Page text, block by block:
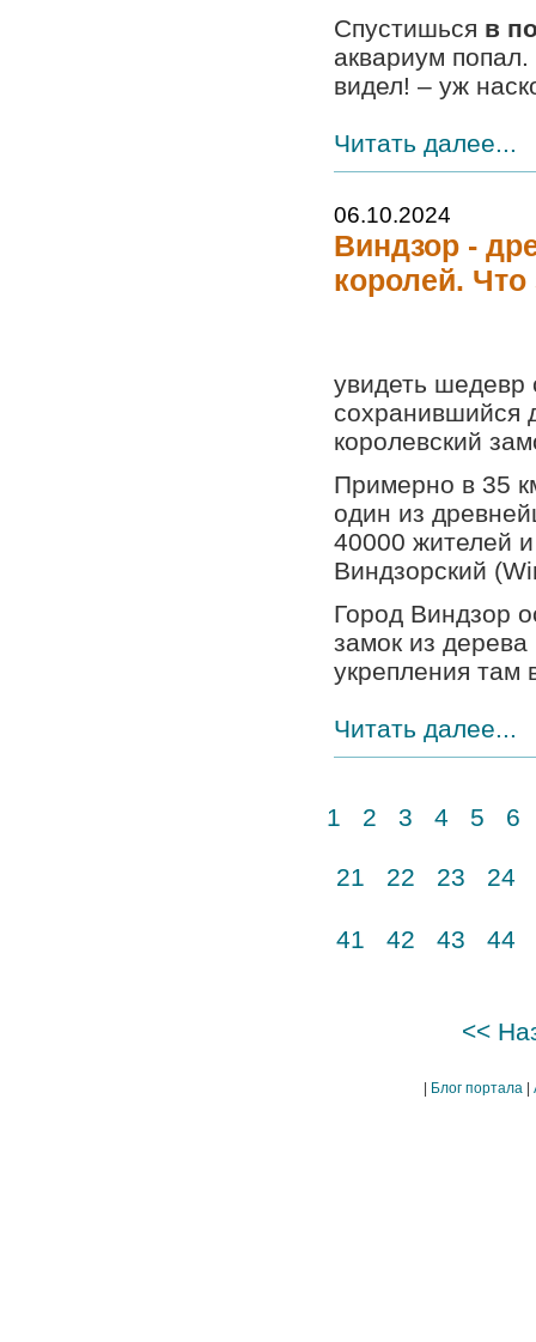
Спустишься в
аквариум
видел! – уж
Читать далее...
06.10.2024
Виндзор -
королей.
увидеть шедевр
сохранившийся
королевский
Примерно в 35
один из
40000 жителей
Виндзорский
Город Виндзор
замок из
укрепления там
Читать далее...
1 2 3 4 5 6
21 22 23 24
41 42 43 44
<<
Блог портала